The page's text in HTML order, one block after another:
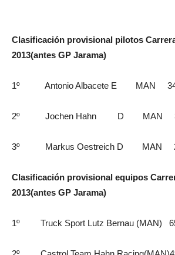
Clasificación provisional pilotos
2013(antes GP Jarama)
1º Antonio Albacete E MAN
2º Jochen Hahn D MAN
3º Markus Oestreich D MAN
Clasificación provisional equipos
2013(antes GP Jarama)
1º Truck Sport Lutz Bernau (MAN)